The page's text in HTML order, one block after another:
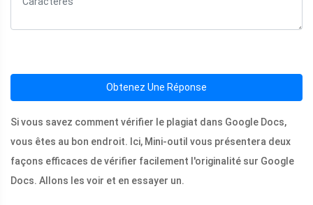
Obtenez Une Réponse
Si vous savez comment vérifier le plagiat dans Google Docs,
vous êtes au bon endroit. Ici, Mini-outil vous présentera deux
façons efficaces de vérifier facilement l'originalité sur Google
Docs. Allons les voir et en essayer un.